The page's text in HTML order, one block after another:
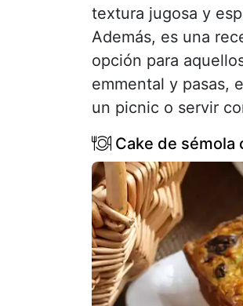
textura jugosa y
Además, es una
opción para
emmental y pasas,
un picnic o servir
Cake de sémola